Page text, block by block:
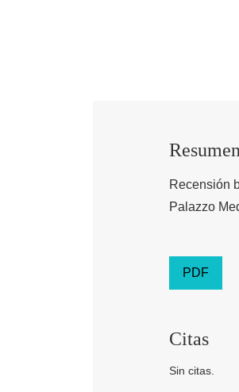
Resumen
Recensión
Palazzo
PDF
Citas
Sin citas.